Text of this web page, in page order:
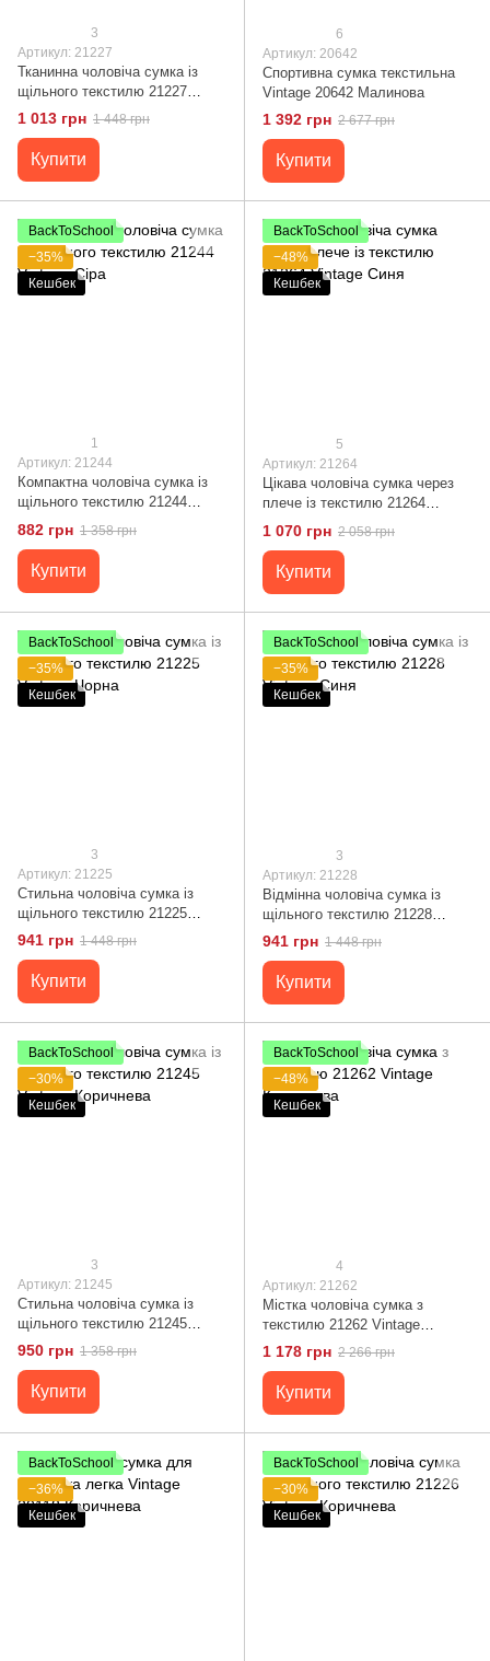
3
Артикул: 21227
Тканинна чоловіча сумка із
щільного текстилю 21227
Vintage Оливкова
1 013 грн 1 448 грн
Купити
6
Артикул: 20642
Спортивна сумка текстильна
Vintage 20642 Малинова
1 392 грн 2 677 грн
Купити
BackToSchool
−35%
Кешбек
1
Артикул: 21244
Компактна чоловіча сумка із
щільного текстилю 21244
Vintage Сіра
882 грн 1 358 грн
Купити
BackToSchool
−48%
Кешбек
5
Артикул: 21264
Цікава чоловіча сумка через
плече із текстилю 21264
Vintage Синя
1 070 грн 2 058 грн
Купити
BackToSchool
−35%
Кешбек
3
Артикул: 21225
Стильна чоловіча сумка із
щільного текстилю 21225
Vintage Чорна
941 грн 1 448 грн
Купити
BackToSchool
−35%
Кешбек
3
Артикул: 21228
Відмінна чоловіча сумка із
щільного текстилю 21228
Vintage Синя
941 грн 1 448 грн
Купити
BackToSchool
−30%
Кешбек
3
Артикул: 21245
Стильна чоловіча сумка із
щільного текстилю 21245
Vintage Коричнева
950 грн 1 358 грн
Купити
BackToSchool
−48%
Кешбек
4
Артикул: 21262
Містка чоловіча сумка з
текстилю 21262 Vintage
Коричнева
1 178 грн 2 266 грн
Купити
BackToSchool
−36%
Кешбек
BackToSchool
−30%
Кешбек